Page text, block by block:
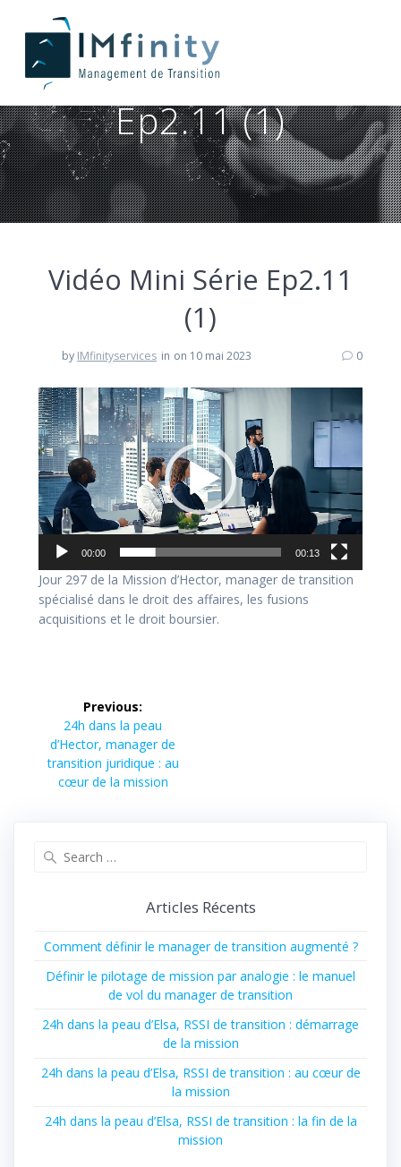
Vidéo Mini Série
Ep2.11 (1)
Vidéo Mini Série Ep2.11
(1)
by IMfinityservices in on 10 mai 2023 0
Lecteur
vidéo
00:00 00:13
Jour 297 de la Mission d’Hector, manager de transition
spécialisé dans le droit des affaires, les fusions
acquisitions et le droit boursier.
Previous:
24h dans la peau
d’Hector, manager de
transition juridique : au
cœur de la mission
Articles Récents
Comment définir le manager de transition augmenté ?
Définir le pilotage de mission par analogie : le manuel
de vol du manager de transition
24h dans la peau d’Elsa, RSSI de transition : démarrage
de la mission
24h dans la peau d’Elsa, RSSI de transition : au cœur de
la mission
24h dans la peau d’Elsa, RSSI de transition : la fin de la
mission